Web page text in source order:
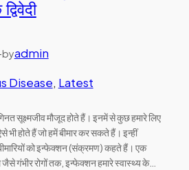
byadmin
Disease, Latest
सूक्ष्मजीव मौजूद होते हैं। इनमें से कुछ हमारे लिए
भी होते हैं जो हमें बीमार कर सकते हैं। इन्हीं
बीमारियों को इन्फेक्शन (संक्रमण) कहते हैं। एक
जैसे गंभीर रोगों तक, इन्फेक्शन हमारे स्वास्थ्य के…